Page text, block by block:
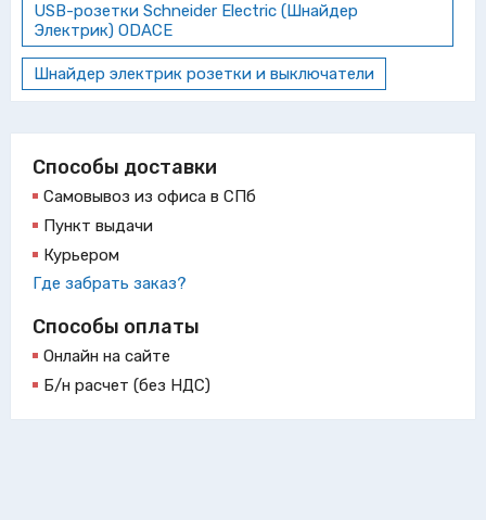
USB-розетки Schneider Electric (Шнайдер
Электрик) ODACE
Шнайдер электрик розетки и выключатели
Способы доставки
Самовывоз из офиса в СПб
Пункт выдачи
Курьером
Где забрать заказ?
Способы оплаты
Онлайн на сайте
Б/н расчет (без НДС)